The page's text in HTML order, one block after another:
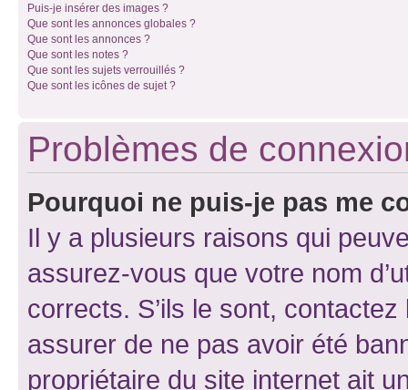
Puis-je insérer des images ?
Que sont les annonces globales ?
Que sont les annonces ?
Que sont les notes ?
Que sont les sujets verrouillés ?
Que sont les icônes de sujet ?
Problèmes de
Pourquoi ne puis-je pas me
Il y a plusieurs raisons qui
assurez-vous que votre nom
corrects. S’ils le sont,
assurer de ne pas avoir été
propriétaire du site internet ait